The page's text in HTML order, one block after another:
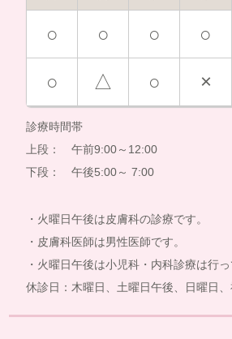
○ ○ ○ ○
○ △ ○ ×
診療時間帯
上段： 午前9:00～12:00
下段： 午後5:00～ 7:00
・火曜日午後は皮膚科の診療です。
・皮膚科医師は男性医師です。
・火曜日午後は小児科・内科診療は行っ
休診日：木曜日、土曜日午後、日曜日、